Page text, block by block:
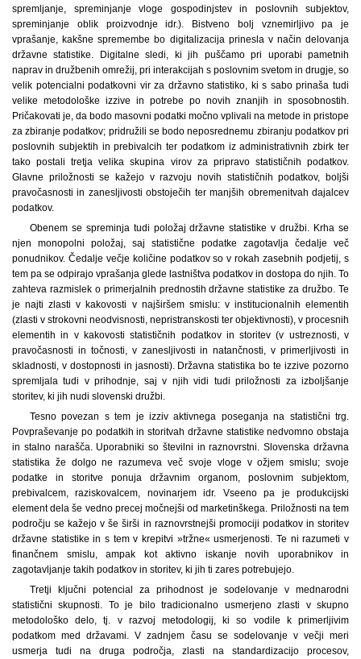
spremljanje, spreminjanje vloge gospodinjstev in poslovnih subjektov,
spreminjanje oblik proizvodnje idr.). Bistveno bolj vznemirljivo pa je
vprašanje, kakšne spremembe bo digitalizacija prinesla v način delovanja
državne statistike. Digitalne sledi, ki jih puščamo pri uporabi pametnih
naprav in družbenih omrežij, pri interakcijah s poslovnim svetom in drugje, so
velik potencialni podatkovni vir za državno statistiko, ki s sabo prinaša tudi
velike metodološke izzive in potrebe po novih znanjih in sposobnostih.
Pričakovati je, da bodo masovni podatki močno vplivali na metode in pristope
za zbiranje podatkov; pridružili se bodo neposrednemu zbiranju podatkov pri
poslovnih subjektih in prebivalcih ter podatkom iz administrativnih zbirk ter
tako postali tretja velika skupina virov za pripravo statističnih podatkov.
Glavne priložnosti se kažejo v razvoju novih statističnih podatkov, boljši
pravočasnosti in zanesljivosti obstoječih ter manjših obremenitvah dajalcev
podatkov.
Obenem se spreminja tudi položaj državne statistike v družbi. Krha se
njen monopolni položaj, saj statistične podatke zagotavlja čedalje več
ponudnikov. Čedalje večje količine podatkov so v rokah zasebnih podjetij, s
tem pa se odpirajo vprašanja glede lastništva podatkov in dostopa do njih. To
zahteva razmislek o primerjalnih prednostih državne statistike za družbo. Te
je najti zlasti v kakovosti v najširšem smislu: v institucionalnih elementih
(zlasti v strokovni neodvisnosti, nepristranskosti ter objektivnosti), v procesnih
elementih in v kakovosti statističnih podatkov in storitev (v ustreznosti, v
pravočasnosti in točnosti, v zanesljivosti in natančnosti, v primerljivosti in
skladnosti, v dostopnosti in jasnosti). Državna statistika bo te izzive pozorno
spremljala tudi v prihodnje, saj v njih vidi tudi priložnosti za izboljšanje
storitev, ki jih nudi slovenski družbi.
Tesno povezan s tem je izziv aktivnega poseganja na statistični trg.
Povpraševanje po podatkih in storitvah državne statistike nedvomno obstaja
in stalno narašča. Uporabniki so številni in raznovrstni. Slovenska državna
statistika že dolgo ne razumeva več svoje vloge v ožjem smislu; svoje
podatke in storitve ponuja državnim organom, poslovnim subjektom,
prebivalcem, raziskovalcem, novinarjem idr. Vseeno pa je produkcijski
element dela še vedno precej močnejši od marketinškega. Priložnosti na tem
področju se kažejo v še širši in raznovrstnejši promociji podatkov in storitev
državne statistike in s tem v krepitvi »tržne« usmerjenosti. Te ni razumeti v
finančnem smislu, ampak kot aktivno iskanje novih uporabnikov in
zagotavljanje takih podatkov in storitev, ki jih ti zares potrebujejo.
Tretji ključni potencial za prihodnost je sodelovanje v mednarodni
statistični skupnosti. To je bilo tradicionalno usmerjeno zlasti v skupno
metodološko delo, tj. v razvoj metodologij, ki so vodile k primerljivim
podatkom med državami. V zadnjem času se sodelovanje v večji meri
usmerja tudi na druga področja, zlasti na standardizacijo procesov,